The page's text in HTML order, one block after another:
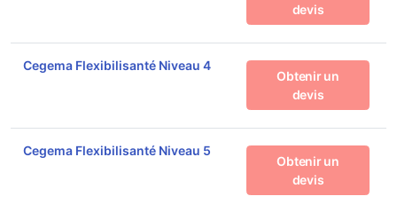
devis
Cegema Flexibilisanté Niveau 4
Obtenir un
devis
Cegema Flexibilisanté Niveau 5
Obtenir un
devis